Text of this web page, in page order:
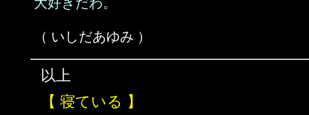
（ いしだあゆみ ）
以上
【 寝ている 】